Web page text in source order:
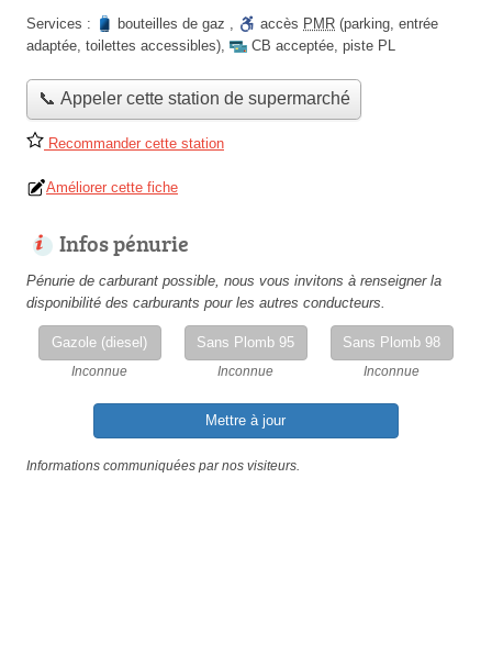
Services :
bouteilles de gaz , accès PMR (parking, entrée
adaptée, toilettes accessibles), CB acceptée, piste PL
📞 Appeler cette station de supermarché
Recommander cette station
Améliorer cette fiche
Infos pénurie
Pénurie de carburant possible, nous vous invitons à renseigner la
disponibilité des carburants pour les autres conducteurs.
Gazole (diesel)
Inconnue
Sans Plomb 95
Inconnue
Sans Plomb 98
Inconnue
Mettre à jour
Informations communiquées par nos visiteurs.